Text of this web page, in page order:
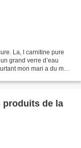
La, l carnitine pure
grand verre d’eau
mon mari a du mal
produits de la